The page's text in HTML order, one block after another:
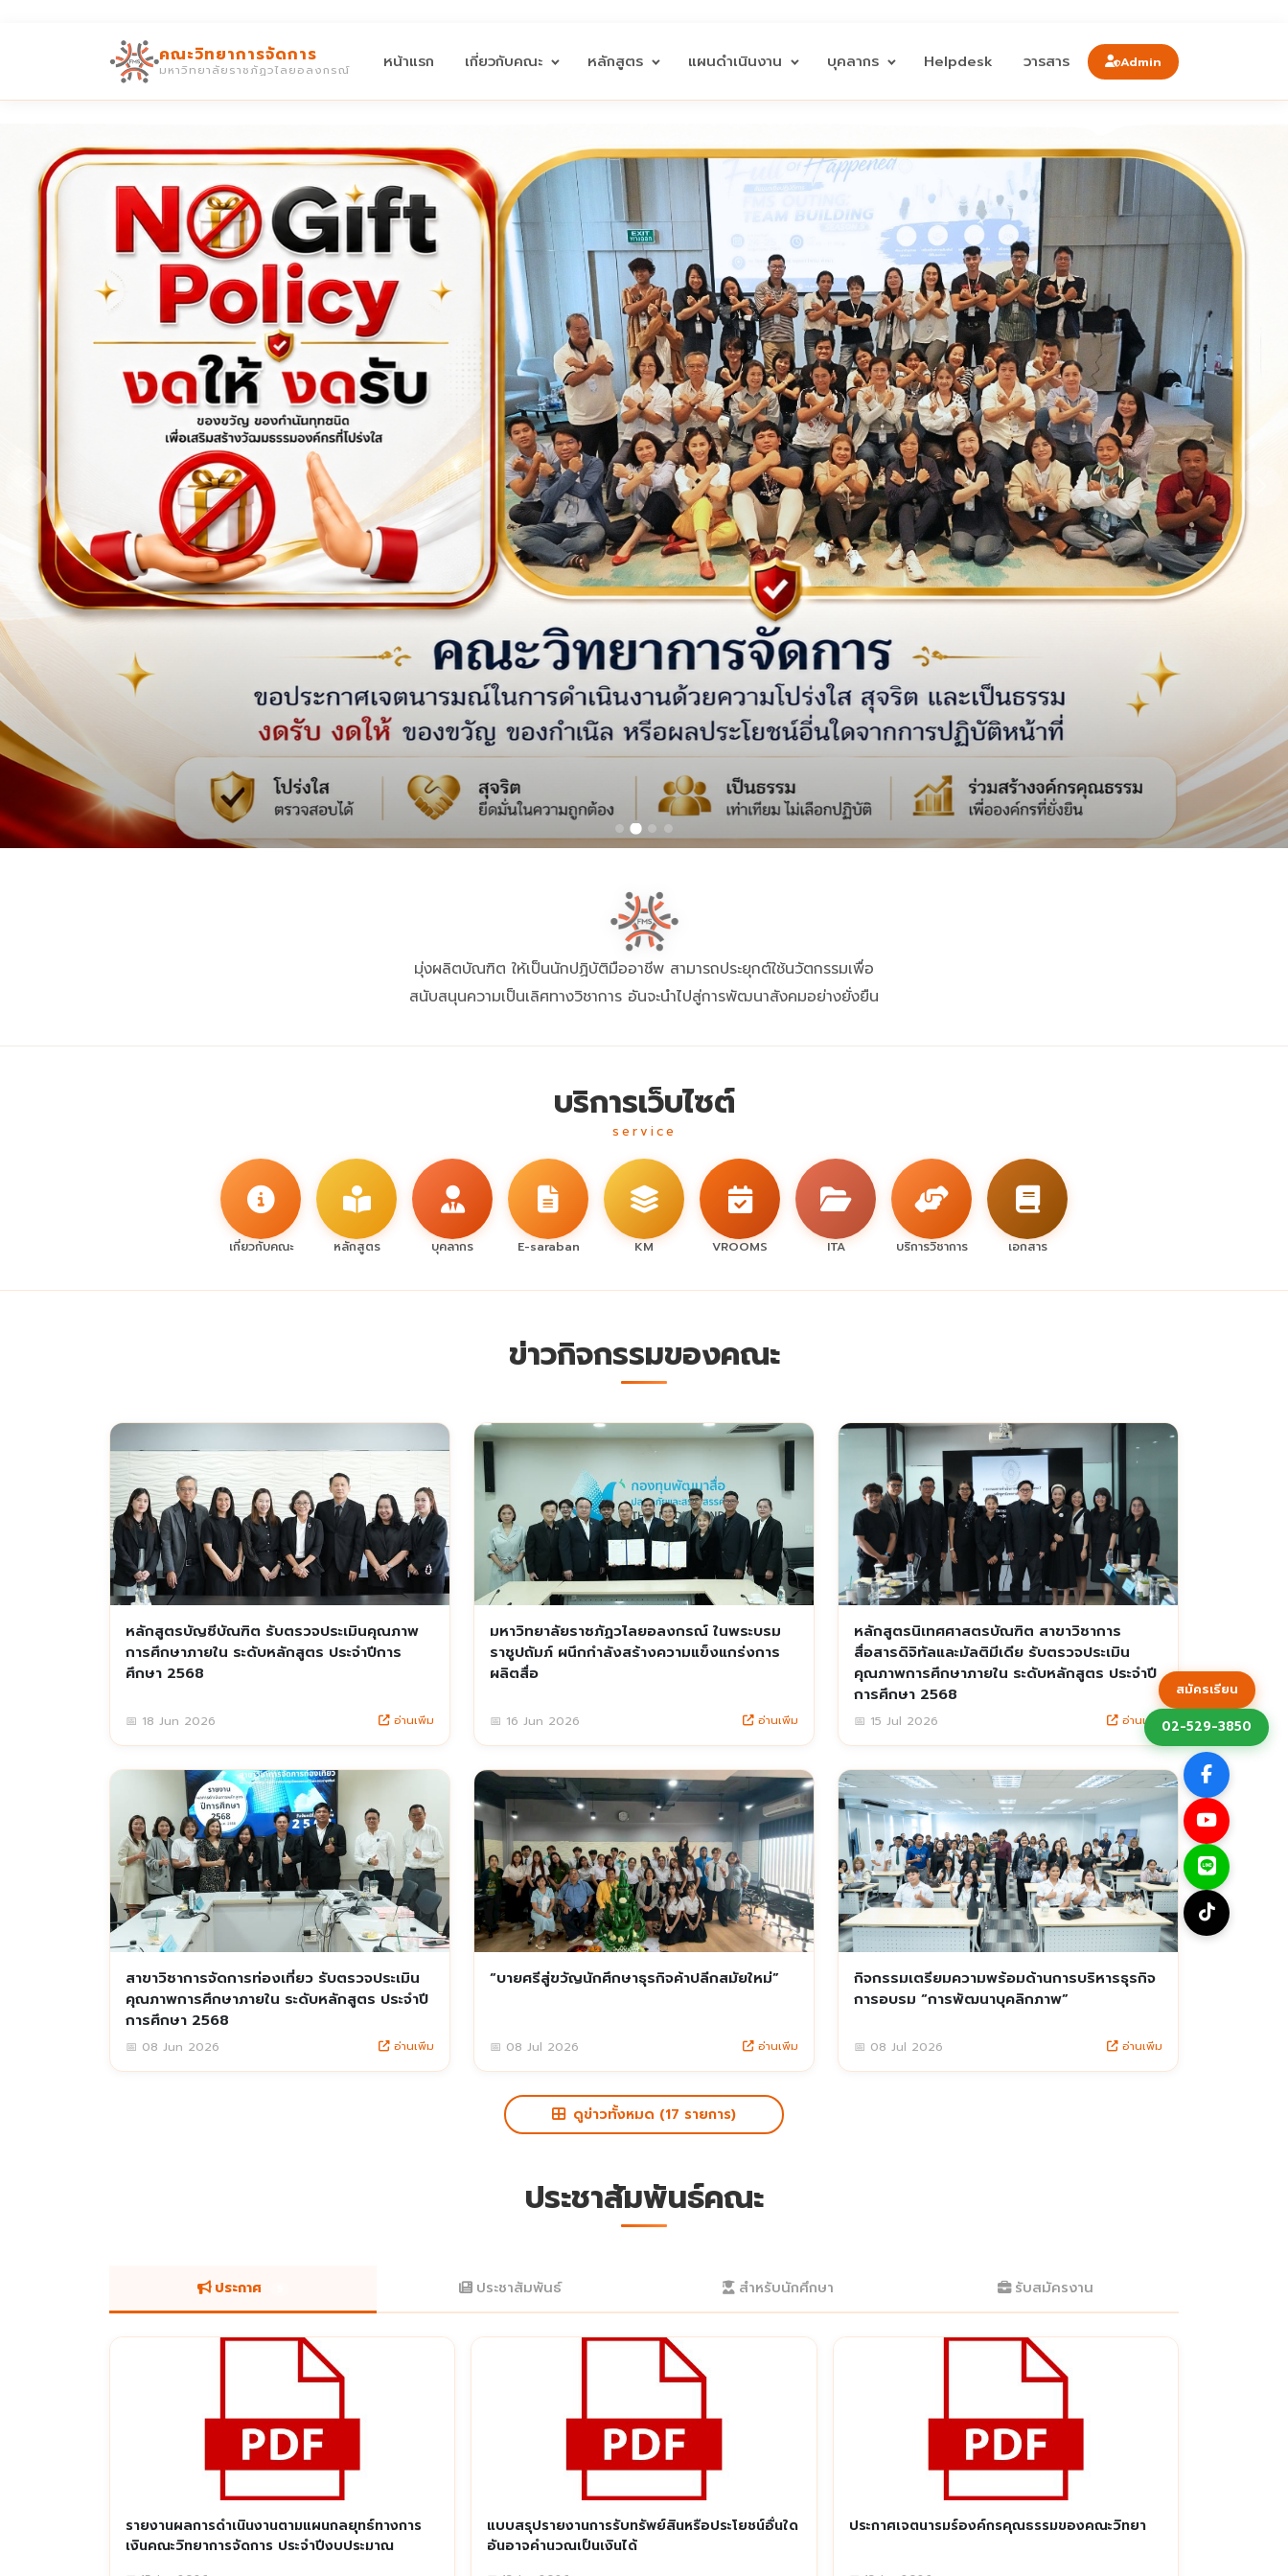
คณะวิทยาการจัดการ
มหาวิทยาลัยราชภัฏวไลยอลงกรณ์ หน้าแรก เกี่ยวกับคณะ หลักสูตร แผนดำเนินงาน บุคลากร Helpdesk วารสาร Admin
มุ่งผลิตบัณฑิต ให้เป็นนักปฏิบัติมืออาชีพ สามารถประยุกต์ใช้นวัตกรรมเพื่อ
สนับสนุนความเป็นเลิศทางวิชาการ อันจะนำไปสู่การพัฒนาสังคมอย่างยั่งยืน
บริการเว็บไซต์
service
เกี่ยวกับคณะ หลักสูตร บุคลากร E-saraban KM VROOMS ITA บริการวิชาการ เอกสาร
ข่าวกิจกรรมของคณะ
หลักสูตรบัญชีบัณฑิต รับตรวจประเมินคุณภาพ
การศึกษาภายใน ระดับหลักสูตร ประจำปีการ
ศึกษา 2568
📅 18 Jun 2026 อ่านเพิ่ม
มหาวิทยาลัยราชภัฏวไลยอลงกรณ์ ในพระบรม
ราชูปถัมภ์ ผนึกกำลังสร้างความแข็งแกร่งการ
ผลิตสื่อ
📅 16 Jun 2026 อ่านเพิ่ม
หลักสูตรนิเทศศาสตรบัณฑิต สาขาวิชาการ
สื่อสารดิจิทัลและมัลติมีเดีย รับตรวจประเมิน
คุณภาพการศึกษาภายใน ระดับหลักสูตร ประจำปี
การศึกษา 2568
📅 15 Jul 2026 อ่านเพิ่ม
สาขาวิชาการจัดการท่องเที่ยว รับตรวจประเมิน
คุณภาพการศึกษาภายใน ระดับหลักสูตร ประจำปี
การศึกษา 2568
📅 08 Jun 2026 อ่านเพิ่ม
“บายศรีสู่ขวัญนักศึกษาธุรกิจค้าปลีกสมัยใหม่”
📅 08 Jul 2026 อ่านเพิ่ม
กิจกรรมเตรียมความพร้อมด้านการบริหารธุรกิจ
การอบรม “การพัฒนาบุคลิกภาพ”
📅 08 Jul 2026 อ่านเพิ่ม
ดูข่าวทั้งหมด (17 รายการ)
ประชาสัมพันธ์คณะ
ประกาศ ประชาสัมพันธ์ สำหรับนักศึกษา รับสมัครงาน
รายงานผลการดำเนินงานตามแผนกลยุทธ์ทางการ
เงินคณะวิทยาการจัดการ ประจำปีงบประมาณ
แบบสรุปรายงานการรับทรัพย์สินหรือประโยชน์อื่นใด
อันอาจคำนวณเป็นเงินได้
ประกาศเจตนารมร์องค์กรคุณธรรมของคณะวิทยา
สมัครเรียน
02-529-3850